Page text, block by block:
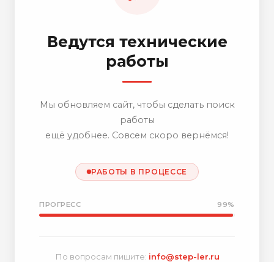
Ведутся технические
работы
Мы обновляем сайт, чтобы сделать поиск
работы
ещё удобнее. Совсем скоро вернёмся!
РАБОТЫ В ПРОЦЕССЕ
ПРОГРЕСС 99%
По вопросам пишите: info@step-ler.ru